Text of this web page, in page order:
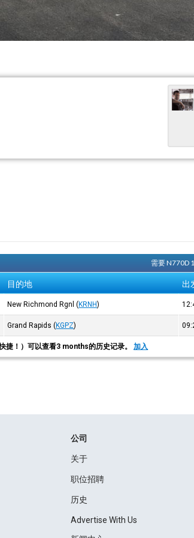
需要 N770D
目的地 出
New Richmond Rgnl (KRNH)
Grand Rapids (KGPZ)
捷！）可以查看3 months的历史记录。加入
公司
关于
职位招聘
历史
Advertise With Us